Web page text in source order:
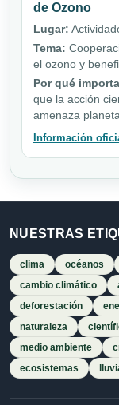
de Ozono
Lugar:
Tema:
el ozono y
Por qué
que la acción
amenaza
Información
NUESTRAS
clima océanos
cambio climático
deforestación
naturaleza
medio ambiente
ecosistemas